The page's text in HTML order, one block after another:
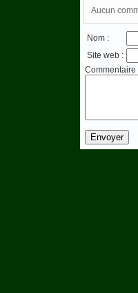
Aucun
Nom :
Site web :
Commentaire